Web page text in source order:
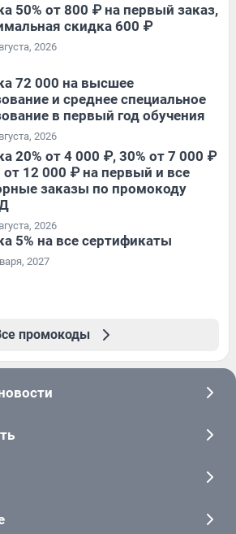
50% от 800 ₽ на первый заказ,
скидка 600 ₽
2026
72 000 на высшее
и среднее специальное
в первый год обучения
2026
20% от 4 000 ₽, 30% от 7 000 ₽
от 12 000 ₽ на первый и все
заказы по промокоду
2026
5% на все сертификаты
2027
промокоды